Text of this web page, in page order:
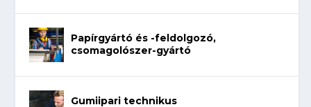
Papírgyártó és -feldolgozó,
csomagolószer-gyártó
Gumiipari technikus